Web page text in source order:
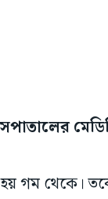
গম থেকে।